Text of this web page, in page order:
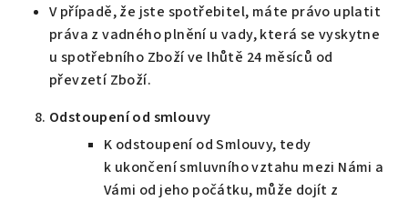
V případě, že jste spotřebitel, máte právo uplatit
práva z vadného plnění u vady, která se vyskytne
u spotřebního Zboží ve lhůtě 24 měsíců od
převzetí Zboží.
Odstoupení od smlouvy
K odstoupení od Smlouvy, tedy
k ukončení smluvního vztahu mezi Námi a
Vámi od jeho počátku, může dojít z